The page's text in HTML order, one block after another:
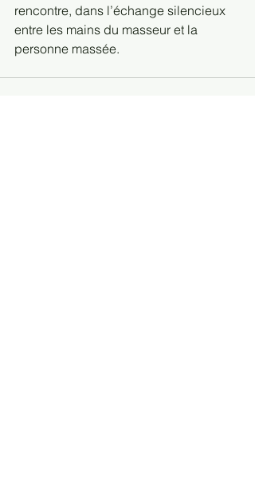
rencontre, dans l’échange silencieux
entre les mains du masseur et la
personne massée.